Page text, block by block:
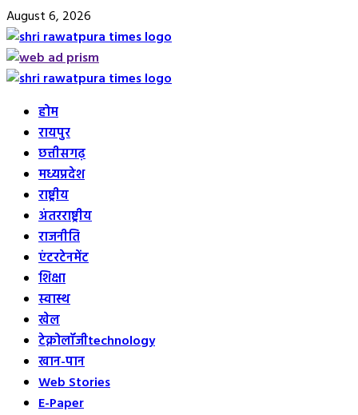
Skip
to
content
August 6, 2026
Primary
होम
रायपुर
छत्तीसगढ़
मध्यप्रदेश
राष्ट्रीय
अंतरराष्ट्रीय
राजनीति
एंटरटेनमेंट
शिक्षा
स्वास्थ
खेल
टेक्नोलॉजीtechnology
खान-पान
Web Stories
E-Paper